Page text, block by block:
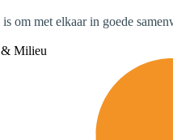
om met elkaar in goede
Milieu